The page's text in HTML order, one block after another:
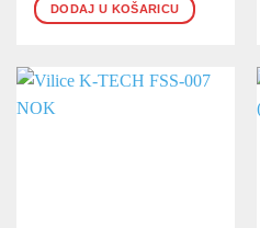
DODAJ U KOŠARICU